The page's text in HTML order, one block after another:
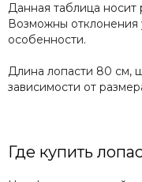
Данная таблица носит
Возможны отклонения
особенности.
Длина лопасти 80 см,
зависимости от
Где купить